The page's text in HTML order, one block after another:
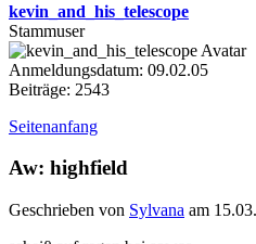
kevin_and_his_telescope
Stammuser
Anmeldungsdatum: 09.02.05
Beiträge: 2543
Seitenanfang
Aw: highfield
Geschrieben von Sylvana am